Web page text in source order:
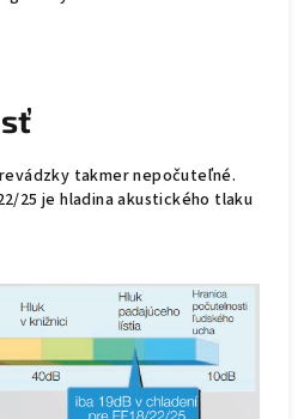
takmer nepočuteľné.
25 je hladina akustického tlaku